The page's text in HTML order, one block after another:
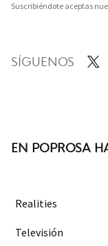
Suscribiéndote aceptas
SÍGUENOS
EN POPROSA
Realities
Televisión